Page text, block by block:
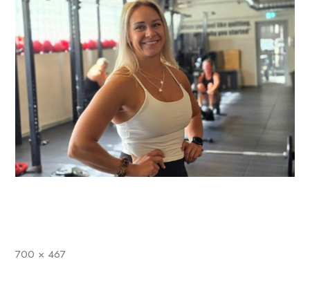
Full
700 × 467